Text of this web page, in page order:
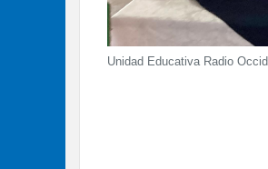
Unidad Educativa Radio